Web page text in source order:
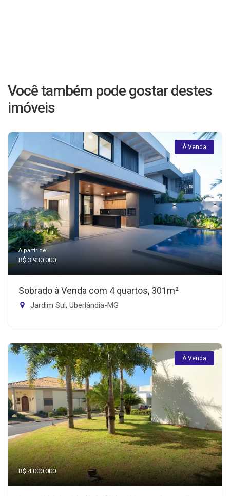
Você também pode gostar destes
imóveis
À Venda
A partir de:
R$ 3.930.000
Sobrado à Venda com 4 quartos, 301m²
Jardim Sul, Uberlândia-MG
À Venda
R$ 4.000.000